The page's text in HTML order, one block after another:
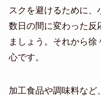
スクを避けるために、
数日の間に変わった反
ましょう。それから
心です。
加工食品や調味料など